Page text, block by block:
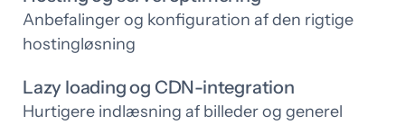
Anbefalinger og konfiguration af den rigtige
hostingløsning
Lazy loading og CDN-integration
Hurtigere indlæsning af billeder og generel